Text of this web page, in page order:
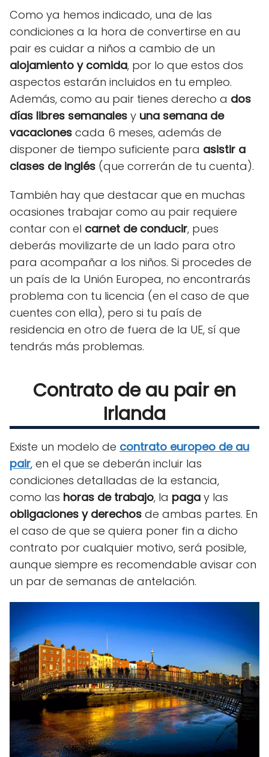
Como ya hemos indicado, una de las
condiciones a la hora de convertirse en au
pair es cuidar a niños a cambio de un
alojamiento y comida, por lo que estos dos
aspectos estarán incluidos en tu empleo.
Además, como au pair tienes derecho a dos
días libres semanales y una semana de
vacaciones cada 6 meses, además de
disponer de tiempo suficiente para asistir a
clases de inglés (que correrán de tu cuenta).
También hay que destacar que en muchas
ocasiones trabajar como au pair requiere
contar con el carnet de conducir, pues
deberás movilizarte de un lado para otro
para acompañar a los niños. Si procedes de
un país de la Unión Europea, no encontrarás
problema con tu licencia (en el caso de que
cuentes con ella), pero si tu país de
residencia en otro de fuera de la UE, sí que
tendrás más problemas.
Contrato de au pair en
Irlanda
Existe un modelo de contrato europeo de au
pair, en el que se deberán incluir las
condiciones detalladas de la estancia,
como las horas de trabajo, la paga y las
obligaciones y derechos de ambas partes. En
el caso de que se quiera poner fin a dicho
contrato por cualquier motivo, será posible,
aunque siempre es recomendable avisar con
un par de semanas de antelación.